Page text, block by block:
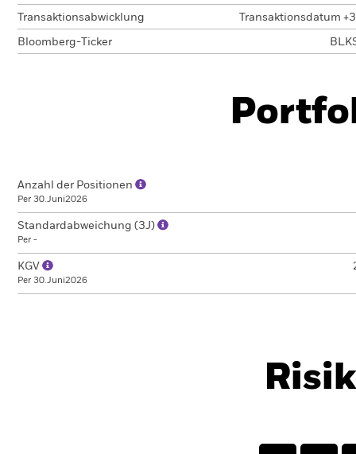
Transaktionsabwicklung Transaktionsdatum
Bloomberg-Ticker
Anzahl der Positionen
Per 30.Juni2026
Standardabweichung (3J)
Per -
KGV
Per 30.Juni2026